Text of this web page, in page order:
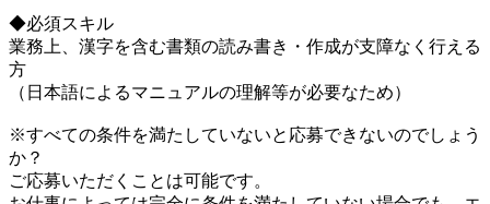
◆必須スキル
業務上、漢字を含む書類の読み書き・作成が支障なく行える
方
（日本語によるマニュアルの理解等が必要なため）
※すべての条件を満たしていないと応募できないのでしょう
か？
ご応募いただくことは可能です。